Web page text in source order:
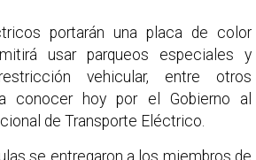
portarán una placa de color
usar parqueos especiales y
vehicular, entre otros
conocer hoy por el Gobierno al
de Transporte Eléctrico.